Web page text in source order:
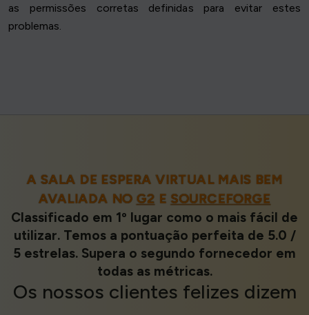
as permissões corretas definidas para evitar estes
problemas.
A SALA DE ESPERA VIRTUAL MAIS BEM
AVALIADA NO G2 E SOURCEFORGE
Classificado em 1º lugar como o mais fácil de
utilizar. Temos a pontuação perfeita de 5.0 /
5 estrelas. Supera o segundo fornecedor em
todas as métricas.
Os nossos clientes felizes dizem